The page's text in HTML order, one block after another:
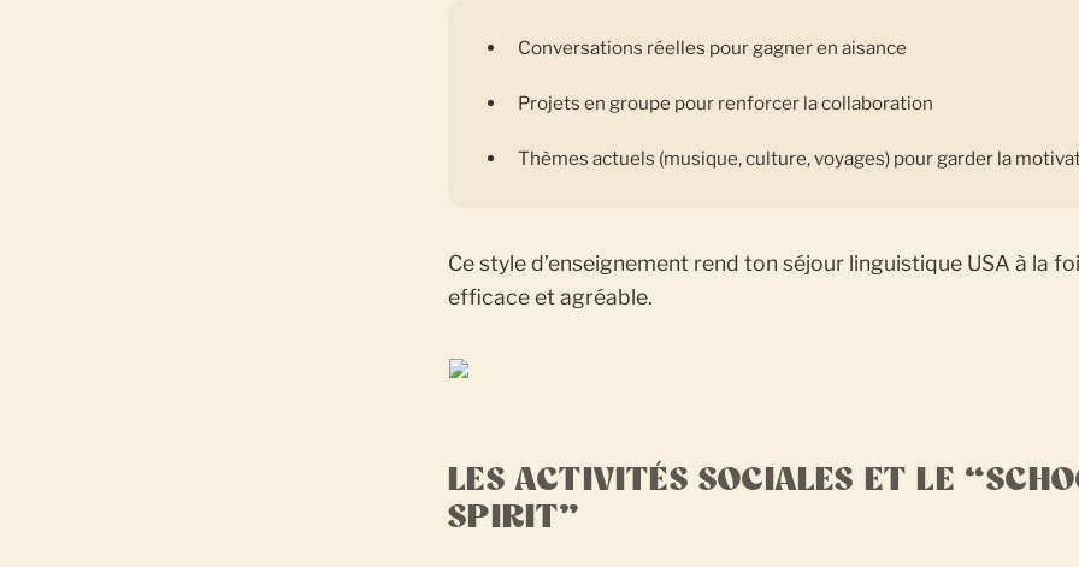
Conversations réelles pour gagner en aisance
Projets en groupe pour renforcer la collaboration
Thèmes actuels (musique, culture, voyages) pour garder la
Ce style d’enseignement rend ton séjour linguistique USA à la
efficace et agréable.
LES ACTIVITÉS SOCIALES ET LE
SPIRIT”